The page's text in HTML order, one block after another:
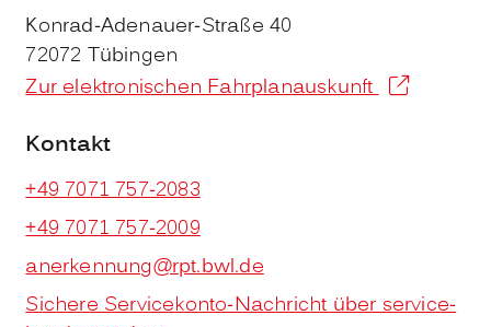
Konrad-Adenauer-Straße 40
72072 Tübingen
Zur elektronischen Fahrplanauskunft
Kontakt
+49 7071 757-2083
+49 7071 757-2009
anerkennung@rpt.bwl.de
Sichere Servicekonto-Nachricht über service-